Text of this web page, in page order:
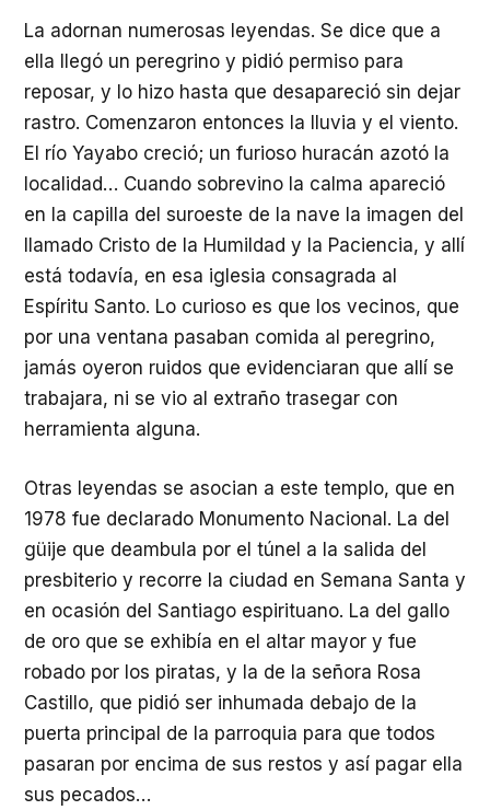
La adornan numerosas leyendas. Se dice que a
ella llegó un peregrino y pidió permiso para
reposar, y lo hizo hasta que desapareció sin dejar
rastro. Comenzaron entonces la lluvia y el viento.
El río Yayabo creció; un furioso huracán azotó la
localidad… Cuando sobrevino la calma apareció
en la capilla del suroeste de la nave la imagen del
llamado Cristo de la Humildad y la Paciencia, y allí
está todavía, en esa iglesia consagrada al
Espíritu Santo. Lo curioso es que los vecinos, que
por una ventana pasaban comida al peregrino,
jamás oyeron ruidos que evidenciaran que allí se
trabajara, ni se vio al extraño trasegar con
herramienta alguna.
Otras leyendas se asocian a este templo, que en
1978 fue declarado Monumento Nacional. La del
güije que deambula por el túnel a la salida del
presbiterio y recorre la ciudad en Semana Santa y
en ocasión del Santiago espirituano. La del gallo
de oro que se exhibía en el altar mayor y fue
robado por los piratas, y la de la señora Rosa
Castillo, que pidió ser inhumada debajo de la
puerta principal de la parroquia para que todos
pasaran por encima de sus restos y así pagar ella
sus pecados…